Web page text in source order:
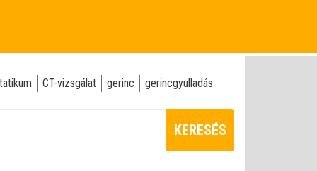
CT-vizsgálat gerinc gerincgyulladás
KERESÉS